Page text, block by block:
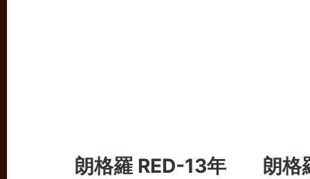
朗格羅 RED-13年
朗格